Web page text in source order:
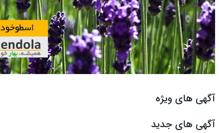
آگهی های ویژه
آگهی های جدید